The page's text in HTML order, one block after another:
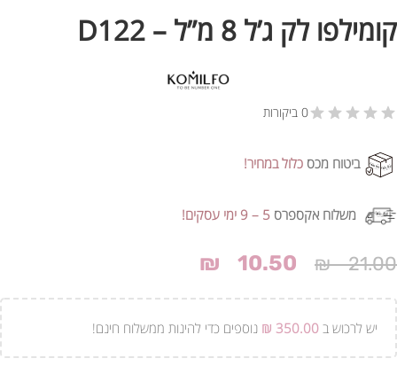
קומילפו לק ג’ל 8 מ”ל – D122
0 ביקורות
ביטוח מכס כלול במחיר!
משלוח אקספרס 5 – 9 ימי עסקים!
₪21.00
₪ 10.50
יש לרכוש ב ₪ 350.00 נוספים כדי להינות ממשלוח חינם!